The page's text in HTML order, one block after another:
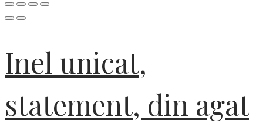
Inel unicat,
statement, din agat